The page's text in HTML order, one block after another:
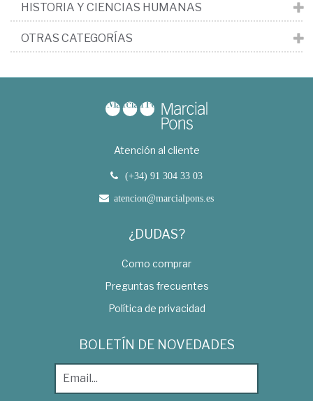
HISTORIA Y CIENCIAS HUMANAS
OTRAS CATEGORÍAS
Atención al cliente
(+34) 91 304 33 03
atencion@marcialpons.es
¿DUDAS?
Como comprar
Preguntas frecuentes
Política de privacidad
BOLETÍN DE NOVEDADES